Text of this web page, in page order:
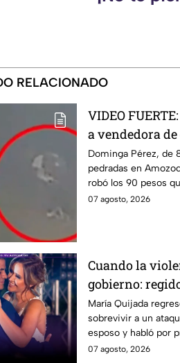
RELACIONADO
VIDEO
a vendedora
mientras iba a
Dominga Pérez, de
pedradas en
robó los 90 pesos
07 agosto, 2026
Cuando la
gobierno:
Cabildo tras
armado
María Quijada
sobrevivir a un
esposo y habló por
07 agosto, 2026